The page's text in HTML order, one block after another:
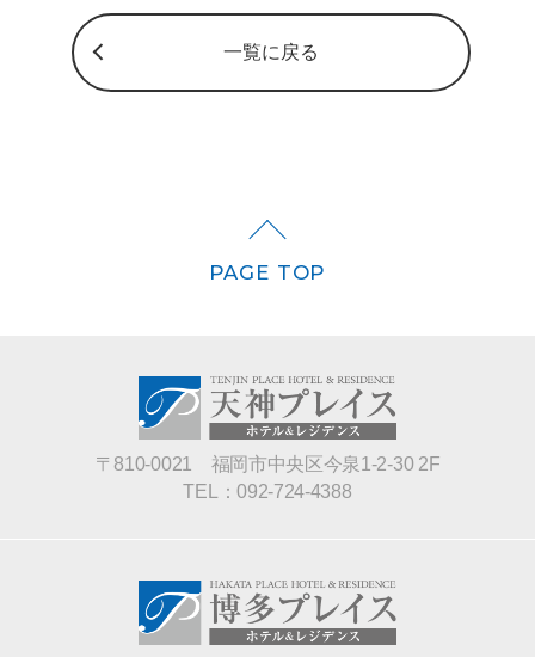
一覧に戻る
PAGE TOP
〒810-0021 福岡市中央区今泉1-2-30 2F
TEL：092-724-4388